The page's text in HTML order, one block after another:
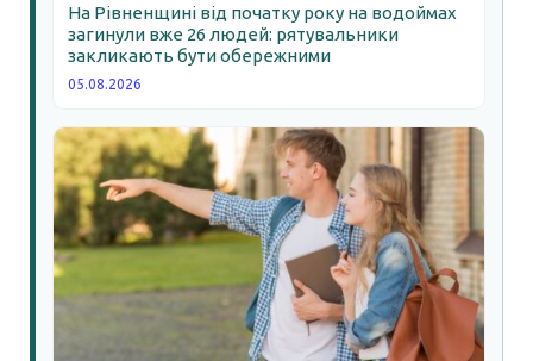
На Рівненщині від початку року на водоймах
загинули вже 26 людей: рятувальники
закликають бути обережними
05.08.2026